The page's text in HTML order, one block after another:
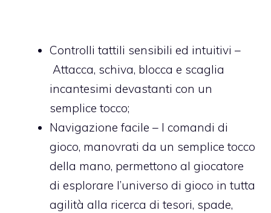
Controlli tattili sensibili ed intuitivi –
Attacca, schiva, blocca e scaglia
incantesimi devastanti con un
semplice tocco;
Navigazione facile – I comandi di
gioco, manovrati da un semplice tocco
della mano, permettono al giocatore
di esplorare l’universo di gioco in tutta
agilità alla ricerca di tesori, spade,